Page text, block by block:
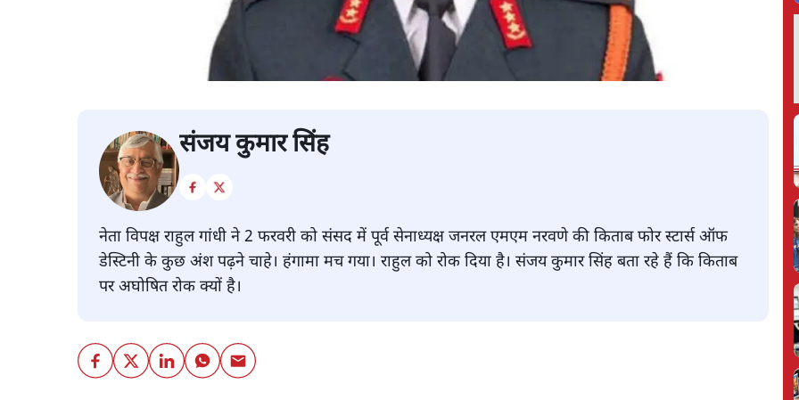
संजय कुमार सिंह
नेता विपक्ष राहुल गांधी ने 2 फरवरी को संसद में पूर्व सेनाध्यक्ष जनरल एमएम नरवणे की किताब फोर स्टार्स ऑफ
डेस्टिनी के कुछ अंश पढ़ने चाहे। हंगामा मच गया। राहुल को रोक दिया है। संजय कुमार सिंह बता रहे हैं कि किताब
पर अघोषित रोक क्यों है।